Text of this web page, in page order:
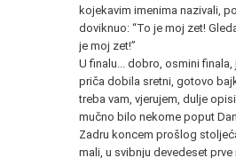
kojekavim imenima nazivali,
doviknuo: “To je moj zet!
je moj zet!”
U finalu... dobro, osmini finala,
priča dobila sretni, gotovo
treba vam, vjerujem, dulje
mučno bilo nekome poput
Zadru koncem prošlog
mali, u svibnju devedeset prve